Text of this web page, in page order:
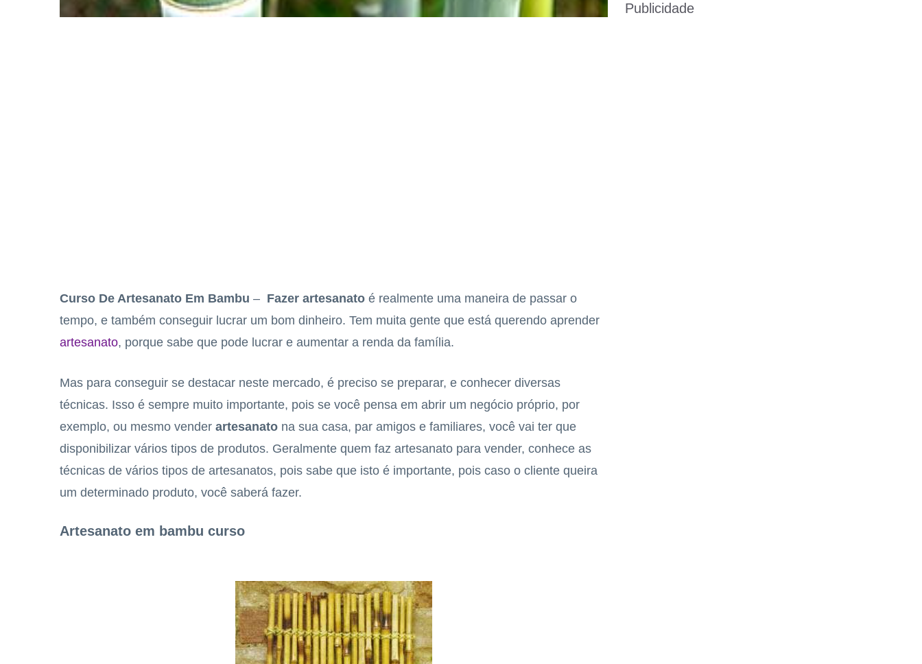
Curso De Artesanato Em Bambu – Fazer artesanato é realmente uma maneira de passar o
tempo, e também conseguir lucrar um bom dinheiro. Tem muita gente que está querendo aprender
artesanato, porque sabe que pode lucrar e aumentar a renda da família.
Mas para conseguir se destacar neste mercado, é preciso se preparar, e conhecer diversas
técnicas. Isso é sempre muito importante, pois se você pensa em abrir um negócio próprio, por
exemplo, ou mesmo vender artesanato na sua casa, par amigos e familiares, você vai ter que
disponibilizar vários tipos de produtos. Geralmente quem faz artesanato para vender, conhece as
técnicas de vários tipos de artesanatos, pois sabe que isto é importante, pois caso o cliente queira
um determinado produto, você saberá fazer.
Artesanato em bambu curso
Publicidade